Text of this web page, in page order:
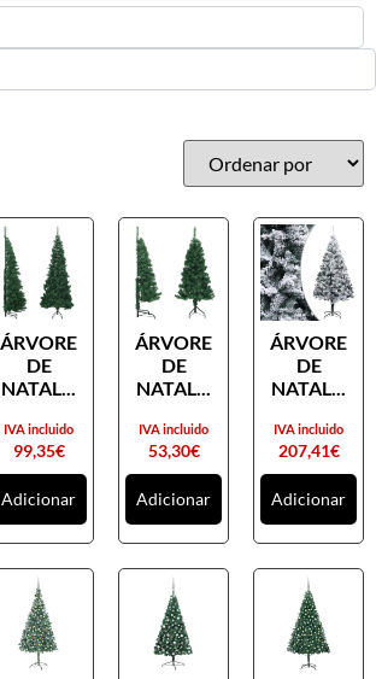
ÁRVORE
DE
NATAL...
99,35€
IVA incluido
Adicionar
ÁRVORE
DE
NATAL...
53,30€
IVA incluido
Adicionar
ÁRVORE
DE
NATAL...
207,41€
IVA incluido
Adicionar